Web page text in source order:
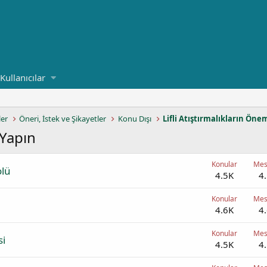
Kullanıcılar
Öneri, İstek ve Şikayetler Konu Dışı Lifli Atıştırmalıkların
Konular
4.5K
Konular
4.6K
Konular
4.5K